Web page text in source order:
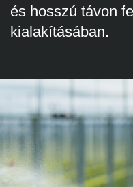
és hosszú távon
kialakításában.